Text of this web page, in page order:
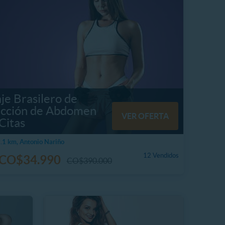
Brasilero de
de Abdomen
VER OFERTA
km, Antonio Nariño
12 Vendidos